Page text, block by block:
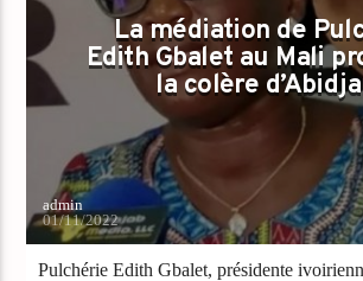
La médiation de
Edith Gbalet au Mali
la colère
admin
01/11/2022
Pulchérie Edith Gbalet, présidente